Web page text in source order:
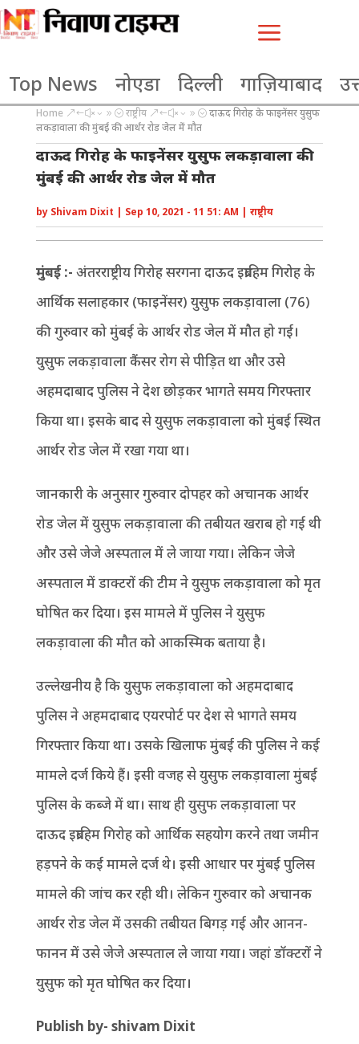
a
Top News नोएडा दिल्ली गाज़ियाबाद
Home &#x39; राष्ट्रीय &#x39; दाऊद गिरोह के फाइनेंसर युसुफ
लकड़ावाला की मुंबई की आर्थर रोड जेल में मौत
दाऊद गिरोह के फाइनेंसर युसुफ लकड़ावाला की
मुंबई की आर्थर रोड जेल में मौत
by Shivam Dixit | Sep 10, 2021 - 11 51: AM | राष्ट्रीय
मुंबई :- अंतरराष्ट्रीय गिरोह सरगना दाऊद इब्राहिम गिरोह के
आर्थिक सलाहकार (फाइनेंसर) युसुफ लकड़ावाला (76)
की गुरुवार को मुंबई के आर्थर रोड जेल में मौत हो गई।
युसुफ लकड़ावाला कैंसर रोग से पीड़ित था और उसे
अहमदाबाद पुलिस ने देश छोड़कर भागते समय गिरफ्तार
किया था। इसके बाद से युसुफ लकड़ावाला को मुंबई स्थित
आर्थर रोड जेल में रखा गया था।
जानकारी के अनुसार गुरुवार दोपहर को अचानक आर्थर
रोड जेल में युसुफ लकड़ावाला की तबीयत खराब हो गई थी
और उसे जेजे अस्पताल में ले जाया गया। लेकिन जेजे
अस्पताल में डाक्टरों की टीम ने युसुफ लकड़ावाला को मृत
घोषित कर दिया। इस मामले में पुलिस ने युसुफ
लकड़ावाला की मौत को आकस्मिक बताया है।
उल्लेखनीय है कि युसुफ लकड़ावाला को अहमदाबाद
पुलिस ने अहमदाबाद एयरपोर्ट पर देश से भागते समय
गिरफ्तार किया था। उसके खिलाफ मुंबई की पुलिस ने कई
मामले दर्ज किये हैं। इसी वजह से युसुफ लकड़ावाला मुंबई
पुलिस के कब्जे में था। साथ ही युसुफ लकड़ावाला पर
दाऊद इब्राहिम गिरोह को आर्थिक सहयोग करने तथा जमीन
हड़पने के कई मामले दर्ज थे। इसी आधार पर मुंबई पुलिस
मामले की जांच कर रही थी। लेकिन गुरुवार को अचानक
आर्थर रोड जेल में उसकी तबीयत बिगड़ गई और आनन-
फानन में उसे जेजे अस्पताल ले जाया गया। जहां डॉक्टरों ने
युसुफ को मृत घोषित कर दिया।
Publish by- shivam Dixit